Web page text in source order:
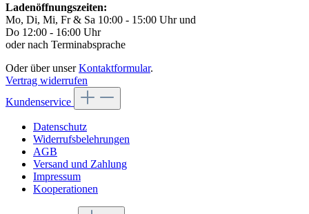
Ladenöffnungszeiten:
Mo, Di, Mi, Fr & Sa 10:00 - 15:00 Uhr und
Do 12:00 - 16:00 Uhr
oder nach Terminabsprache
Oder über unserKontaktformular.
Vertrag widerrufen
Kundenservice
Datenschutz
Widerrufsbelehrungen
AGB
Versand und Zahlung
Impressum
Kooperationen